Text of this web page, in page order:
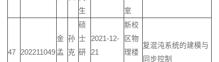
生
室
47 202211049
金
孟
孙
克
硕
士
研
2021-12-
21
新校
区物
理楼
复混沌系统的建模与
同步控制